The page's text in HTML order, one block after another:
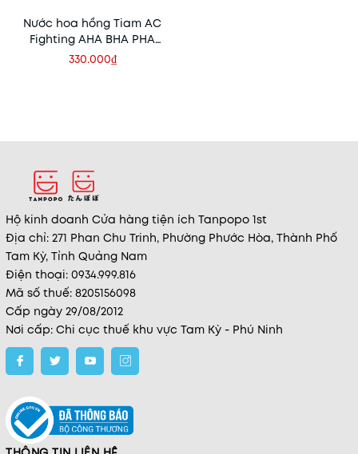
Nước hoa hồng Tiam AC
Fighting AHA BHA PHA
180ml
330.000₫
Hộ kinh doanh Cửa hàng tiện ích Tanpopo 1st
Địa chỉ: 271 Phan Chu Trinh, Phường Phước Hòa, Thành Phố
Tam Kỳ, Tỉnh Quảng Nam
Điện thoại: 0934.999.816
Mã số thuế: 8205156098
Cấp ngày 29/08/2012
Nơi cấp: Chi cục thuế khu vực Tam Kỳ - Phú Ninh